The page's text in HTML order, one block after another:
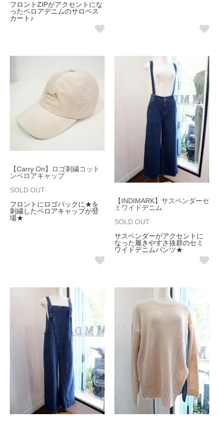
フロントZIPがアクセントにな
ったベロアデニムのサロペス
カート♪
【Carry On】ロゴ刺繍コット
ンベロアキャップ
SOLD OUT
フロントにロゴバックに★を
刺繍したベロアキャップが登
場★
【INDIMARK】サスペンダーセ
ミワイドデニム
SOLD OUT
サスペンダーがアクセントに
なった履きやすさ抜群のセミ
ワイドデニムパンツ★